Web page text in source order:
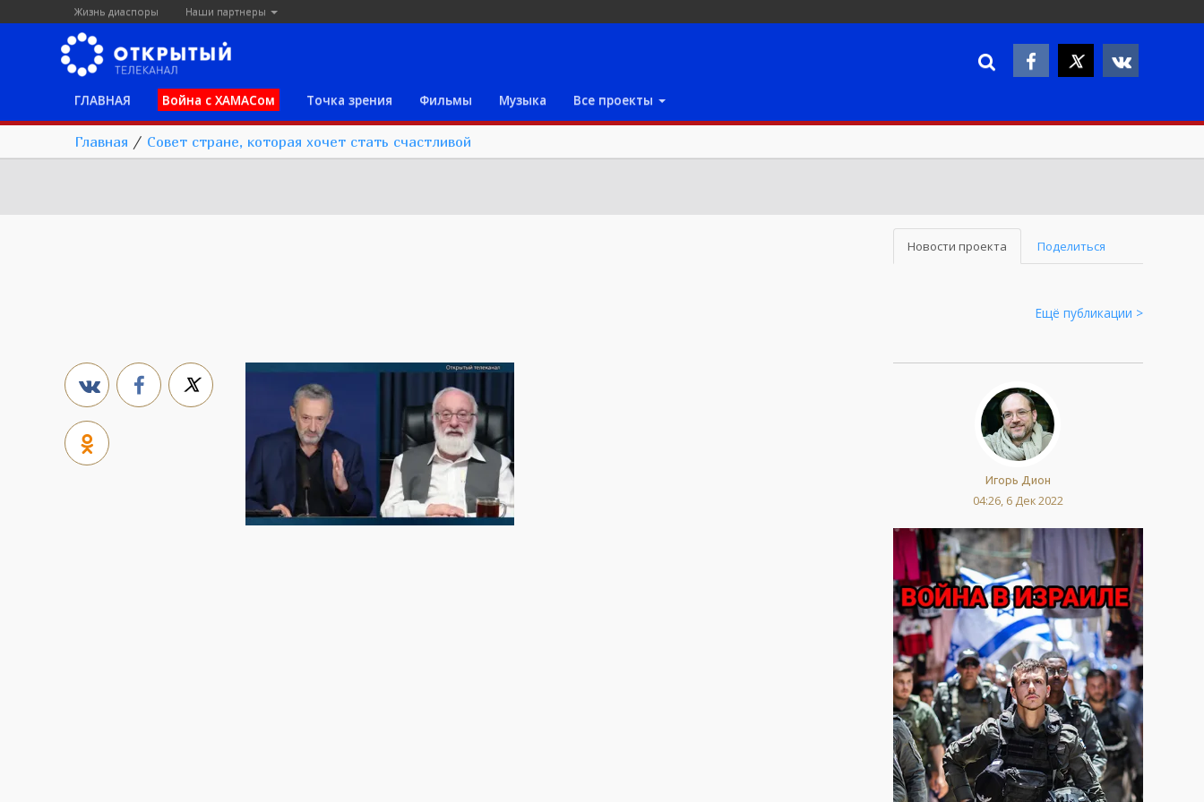
Жизнь диаспоры Наши партнеры
ГЛАВНАЯ Война с ХАМАСом Точка зрения Фильмы Музыка Все проекты
Главная / Совет стране, которая хочет стать счастливой
Новости проекта Поделиться
Ещё публикации >
Игорь Дион
04:26, 6 Дек 2022